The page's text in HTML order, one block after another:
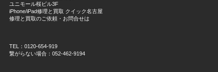
ユニモール桜ビル3F
iPhone/iPad修理と買取 クイック名古屋
修理と買取のご依頼・お問合せは
TEL：0120-654-919
繋がらない場合：052-462-9194